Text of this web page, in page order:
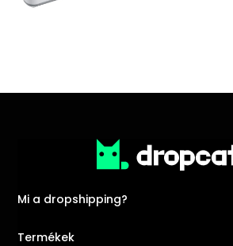
Mi a dropshipping?
Termékek